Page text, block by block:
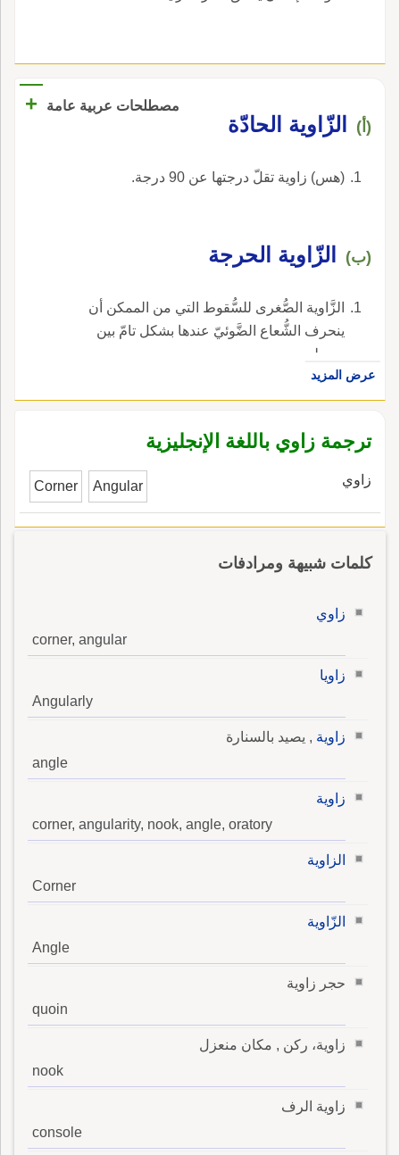
مصطلحات عربية عامة +
(أ) الزّاوية الحادّة
(هس) زاوية تقلّ درجتها عن 90 درجة.
(ب) الزّاوية الحرجة
الزَّاوية الصُّغرى للسُّقوط التي من الممكن أن
ينحرف الشُّعاع الضَّوئيّ عندها بشكل تامّ بين
وسطين.
عرض المزيد
ترجمة زاوي باللغة الإنجليزية
زاوي Corner Angular
كلمات شبيهة ومرادفات
زاوي
corner, angular
زاويا
Angularly
زاوية , يصيد بالسنارة
angle
زاوية
corner, angularity, nook, angle, oratory
الزاوية
Corner
الزّاوية
Angle
حجر زاوية
quoin
زاوية، ركن , مكان منعزل
nook
زاوية الرف
console